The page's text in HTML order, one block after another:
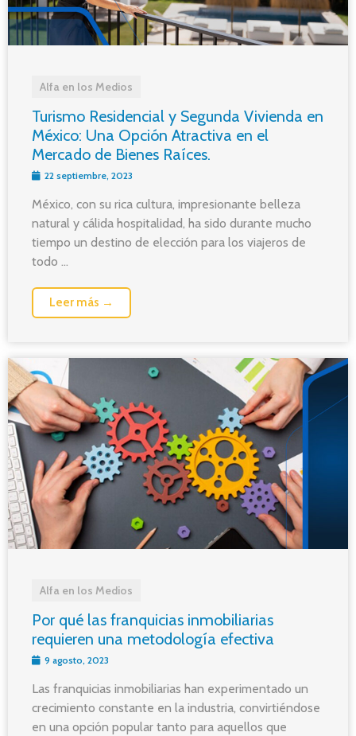
Alfa en los Medios
Turismo Residencial y Segunda Vivienda en
México: Una Opción Atractiva en el
Mercado de Bienes Raíces.
22 septiembre, 2023
México, con su rica cultura, impresionante belleza
natural y cálida hospitalidad, ha sido durante mucho
tiempo un destino de elección para los viajeros de
todo ...
Leer más →
Alfa en los Medios
Por qué las franquicias inmobiliarias
requieren una metodología efectiva
9 agosto, 2023
Las franquicias inmobiliarias han experimentado un
crecimiento constante en la industria, convirtiéndose
en una opción popular tanto para aquellos que